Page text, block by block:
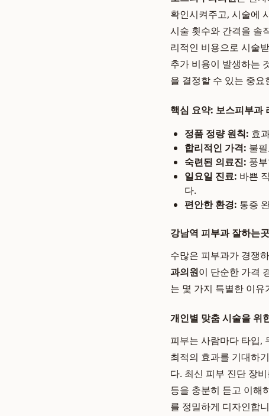
확인시켜주고, 시술에
시술 횟수와 간격을 솔
리적인 비용으로 시술
추가 비용이 발생하는
을 결정할 수 있는 중요
핵심 요약: 보스피부과
정품 정량 원칙: 효
합리적인 가격: 불
숙련된 의료진: 풍
일요일 진료: 바쁜
다.
편안한 환경: 통증
강남역 피부과 잘하는
수많은 피부과가 경쟁
과의원이 단순한 가격
는 몇 가지 특별한 이유
개인별 맞춤 시술을 위
피부는 사람마다 타입,
최적의 효과를 기대하
다. 최신 피부 진단 장
등을 충분히 듣고 이해
를 정밀하게 디자인합